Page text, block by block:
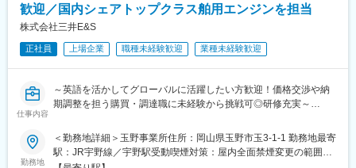
・身に付けた知識や経験を活用してグローバルな仕事に携わるこ
とができる。
■部署の魅力・アピールポイント：
・技術的な知見をお持ちの方であれば、活躍できる場面が数多く
あり、即戦力として活躍できる環境です。
■ポジションについて：
・業務の都合上、休日出勤を要請することがあります。代休取得
歓迎／国内シェアトップクラス舶用エンジンを担当
株式会社三井E&S
正社員 上場企業 職種未経験歓迎 業種未経験歓迎
仕事内容
～英語を活かしてグローバルに活躍したい方歓迎！価格交渉や納
期調整を担う購買・調達職に未経験から挑戦可◎研修充実～
当社の国内シェアNo.1を誇る大型舶用エンジンメーカーの同社に
て、調達を担当いただきます。
・担当製品：大型舶用エンジン製品
勤務地
＜勤務地詳細＞玉野事業所住所：岡山県玉野市玉3-1-1 勤務地最寄
駅：JR宇野線／宇野駅受動喫煙対策：屋内全面禁煙変更の範囲：